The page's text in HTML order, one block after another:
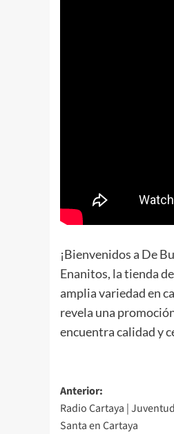
¡Bienvenidos a De
Enanitos, la tienda
amplia variedad en
revela una
encuentra calidad y
Anterior:
Radio Cartaya |
Santa en Cartaya